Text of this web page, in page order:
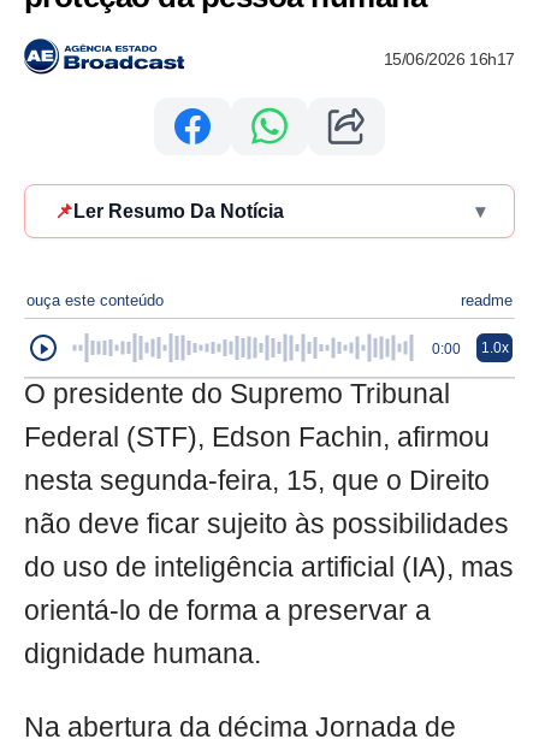
15/06/2026 16h17
📌 Ler Resumo Da Notícia ▾
ouça este conteúdo readme
0:00 1.0x
O presidente do Supremo Tribunal
Federal (STF), Edson Fachin, afirmou
nesta segunda-feira, 15, que o Direito
não deve ficar sujeito às possibilidades
do uso de inteligência artificial (IA), mas
orientá-lo de forma a preservar a
dignidade humana.
Na abertura da décima Jornada de